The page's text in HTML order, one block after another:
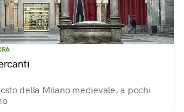
della Milano medievale, a pochi